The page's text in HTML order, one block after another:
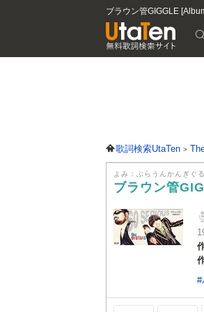
ブラウン管GIGGLE
歌詞検索UtaTen
よみ：ぶらうんかんぎ
ブラウン管
#